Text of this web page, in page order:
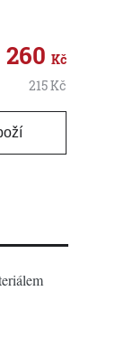
260 Kč
215Kč